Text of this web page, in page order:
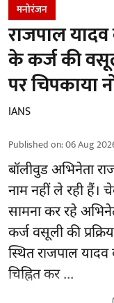
मनोरंजन
राजपाल
के कर्ज की
पर चिपकाया
IANS
Published on:06 Aug
बॉलीवुडअभिनेता
नाम नहीं ले रही हैं।
सामना कर रहे
कर्ज वसूली की
स्थित राजपाल यादव
चिह्नित कर ...